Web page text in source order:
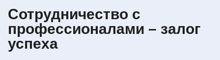
Сотрудничество с
профессионалами – залог
успеха